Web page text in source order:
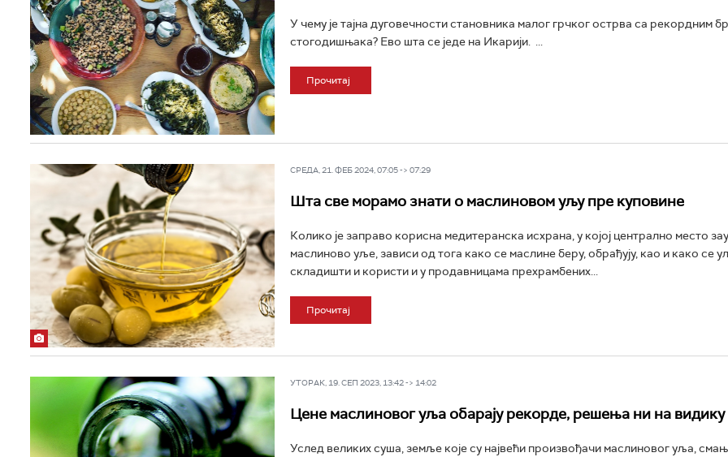
У чему је тајна дуговечности становника малог грчког острва са рекордним
стогодишњака? Ево шта се једе на Икарији. ...
Прочитај
СРЕДА, 21. ФЕБ 2024, 07:05 -> 07:29
Шта све морамо знати о маслиновом уљу пре куповине
Колико је заправо корисна медитеранска исхрана, у којој централно место
маслиново уље, зависи од тога како се маслине беру, обрађују, као и како се
складишти и користи и у продавницама прехрамбених...
Прочитај
УТОРАК, 19. СЕП 2023, 13:42 -> 14:02
Цене маслиновог уља обарају рекорде, решења ни на видику
Услед великих суша, земље које су највећи произвођачи маслиновог уља,